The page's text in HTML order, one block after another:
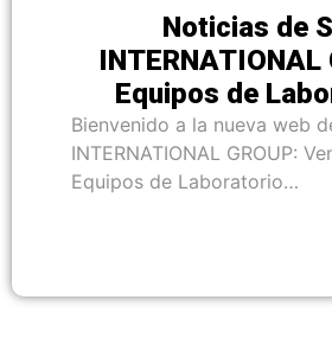
Noticias de
INTERNATIONAL
Equipos de
Bienvenido a la nueva web
INTERNATIONAL GROUP:
Equipos de Laboratorio…